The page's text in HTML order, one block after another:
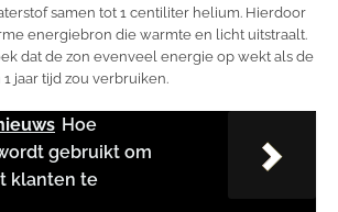
samen tot 1 centiliter helium. Hierdoor
energiebron die warmte en licht uitstraalt.
dat de zon evenveel energie op wekt als de
jaar tijd zou verbruiken.
Hoe
gebruikt om
klanten te